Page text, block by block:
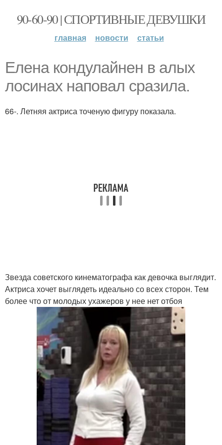
90-60-90 | СПОРТИВНЫЕ ДЕВУШКИ
главная новости статьи
Елена кондулайнен в алых
лосинах наповал сразила.
66-. Летняя актриса точеную фигуру показала.
Звезда советского кинематографа как девочка выглядит.
Актриса хочет выглядеть идеально со всех сторон. Тем
более что от молодых ухажеров у нее нет отбоя